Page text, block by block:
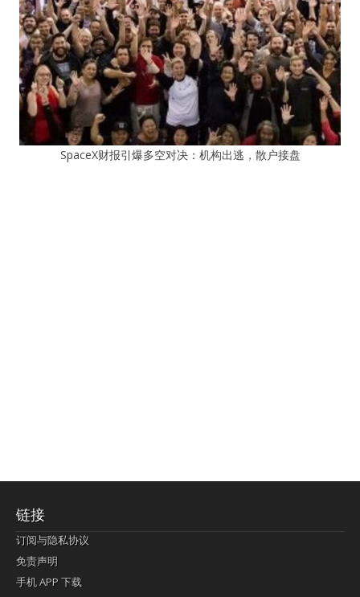
SpaceX财报引爆多空对决：机构出逃，散户接盘
链接
订阅与隐私协议
免责声明
手机 APP 下载